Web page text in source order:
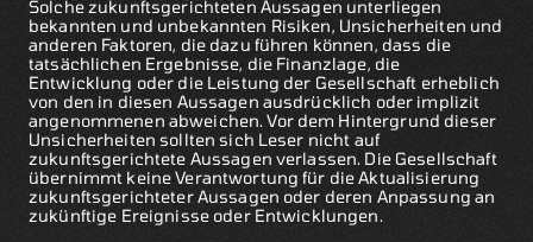
Solche zukunftsgerichteten Aussagen unterliegen
bekannten und unbekannten Risiken, Unsicherheiten und
anderen Faktoren, die dazu führen können, dass die
tatsächlichen Ergebnisse, die Finanzlage, die
Entwicklung oder die Leistung der Gesellschaft erheblich
von den in diesen Aussagen ausdrücklich oder implizit
angenommenen abweichen. Vor dem Hintergrund dieser
Unsicherheiten sollten sich Leser nicht auf
zukunftsgerichtete Aussagen verlassen. Die Gesellschaft
übernimmt keine Verantwortung für die Aktualisierung
zukunftsgerichteter Aussagen oder deren Anpassung an
zukünftige Ereignisse oder Entwicklungen.